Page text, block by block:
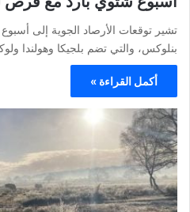
تشير توقعات الأرصاد الجوية إلى
بنلوكس، والتي تضم بلجيكا وهولندا
أكمل القراءة »